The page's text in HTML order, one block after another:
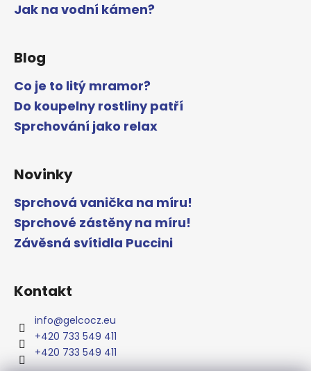
Jak na vodní kámen?
Blog
Co je to litý mramor?
Do koupelny rostliny patří
Sprchování jako relax
Novinky
Sprchová vanička na míru!
Sprchové zástěny na míru!
Závěsná svítidla Puccini
Kontakt
info@gelcocz.eu
+420 733 549 411
+420 733 549 411